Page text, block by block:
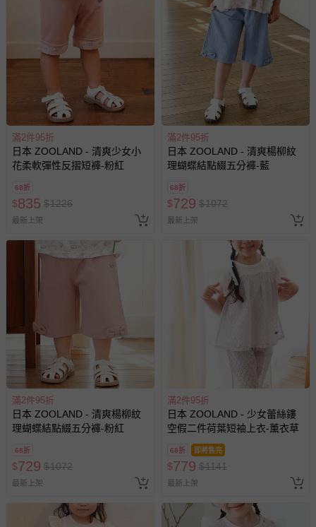
客製化商品（例如客製生日書、姓名貼等）。
報紙、期刊或雜誌（惟書籍如經拆封、使用，則酌收整
新費用）。
經消費者拆封之影音商品或電腦軟體（例如 DVD、CD
非以有形媒介提供之數位內容或一經提供即為完成之線
上服務，經消費者事先同意始提供（例如線上課程、遊
戲或活動點數等）。
已拆封之以下類型商品：
-新生兒親膚衣物（嬰幼兒包巾與背巾、包屁衣、學習
-接觸性孕哺產品（奶嘴、奶瓶、擠乳器、哺乳衣、托腹
帶束縛衣、餐搖椅等）。
-其他原廠盒裝商品封口處已貼上「不可拆封」，或具警
示字句等說明貼紙、封條者。
國際航空、客運、訂房等服務。
相關的退換貨辦理流程，可詳見： 退換貨 & 退款問題
其他常見問題：
運送服務：目前提供的運送僅限台灣本島。如您位於離島地
區，可能會無法配送，或須依據商品需加收離島運費。廠商
亦保留出貨與否的權利。離島、偏遠地區、樓層親送等加價
費用，可能會另需加收。
商品實際的配達日期，可於訂單個人資料內的查詢訂單內，
已出貨通知之訊息為主。
如您收到商品，請依正常流程檢查是否完好，若商品遇瑕疵
滿2件95折
日本 ZOOLAND - 清爽少女小
花柔軟彈性反摺短褲-粉紅
68折
$835 $1226
最新上架
滿2件95折
日本 ZOOLAND - 清爽楊柳紋
理蝴蝶結點綴五分褲-藍
68折
$729 $1072
最新上架
滿2件95折
日本 ZOOLAND - 清爽楊柳紋
理蝴蝶結點綴五分褲-粉紅
68折
$729 $1072
最新上架
滿2件95折
日本 ZOOLAND - 少女蕾絲鏤
空假二件荷葉短袖上衣-薰衣草
68折 即將售完
$779 $1141
最新上架